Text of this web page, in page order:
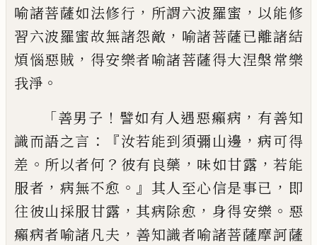
喻諸菩薩如法修行 ， 所謂六波羅蜜 ， 以能修
習六波羅蜜故無諸怨敵 ， 喻諸菩薩已離諸結
煩惱惡賊 ， 得安樂者喻諸菩薩得大涅槃常樂
我淨 。
「善男子 ！ 譬如有人遇惡癩病 ， 有善知
識而語之言 ：『汝若能到須彌山邊 ，病可得
差 。 所以者何 ？ 彼有良藥 ， 味如甘露 ，若能
服者 ， 病無不愈 。』 其人至心信是事已 ， 即
往彼山採服甘露 ，其病除愈 ， 身得安樂 。 惡
癩病者喻諸凡夫 ， 善知識者喻諸菩薩摩訶薩